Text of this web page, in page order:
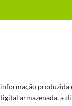
armazenada, a